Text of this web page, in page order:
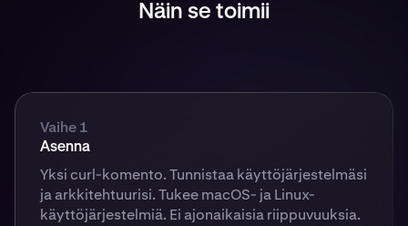
Näin se toimii
Vaihe 1
Asenna
Yksi curl-komento. Tunnistaa käyttöjärjestelmäsi
ja arkkitehtuurisi. Tukee macOS- ja Linux-
käyttöjärjestelmiä. Ei ajonaikaisia riippuvuuksia.